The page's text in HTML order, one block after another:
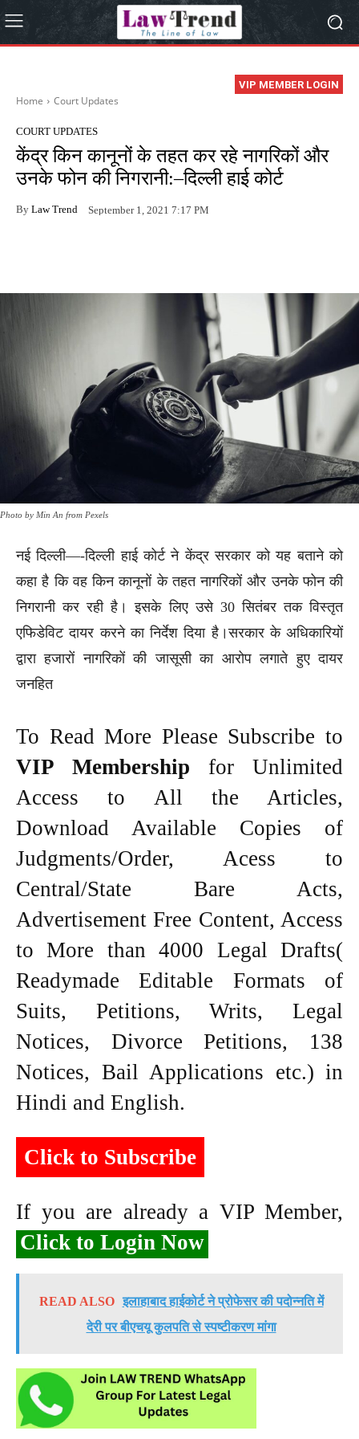
VIP MEMBER LOGIN
Home Court Updates
COURT UPDATES
केंद्र किन कानूनों के तहत कर रहे नागरिकों और
उनके फोन की निगरानी:–दिल्ली हाई कोर्ट
By Law Trend September 1, 2021 7:17 PM
Photo by Min An from Pexels
नई दिल्ली—-दिल्ली हाई कोर्ट ने केंद्र सरकार को यह बताने को
कहा है कि वह किन कानूनों के तहत नागरिकों और उनके फोन की
निगरानी कर रही है। इसके लिए उसे 30 सितंबर तक विस्तृत
एफिडेविट दायर करने का निर्देश दिया है।सरकार के अधिकारियों
द्वारा हजारों नागरिकों की जासूसी का आरोप लगाते हुए दायर
जनहित
To Read More Please Subscribe to
VIP Membership for Unlimited
Access to All the Articles,
Download Available Copies of
Judgments/Order, Acess to
Central/State Bare Acts,
Advertisement Free Content, Access
to More than 4000 Legal Drafts(
Readymade Editable Formats of
Suits, Petitions, Writs, Legal
Notices, Divorce Petitions, 138
Notices, Bail Applications etc.) in
Hindi and English.
Click to Subscribe
If you are already a VIP Member,
Click to Login Now
READ ALSO इलाहाबाद हाईकोर्ट ने प्रोफेसर की पदोन्नति में
देरी पर बीएचयू कुलपति से स्पष्टीकरण मांगा